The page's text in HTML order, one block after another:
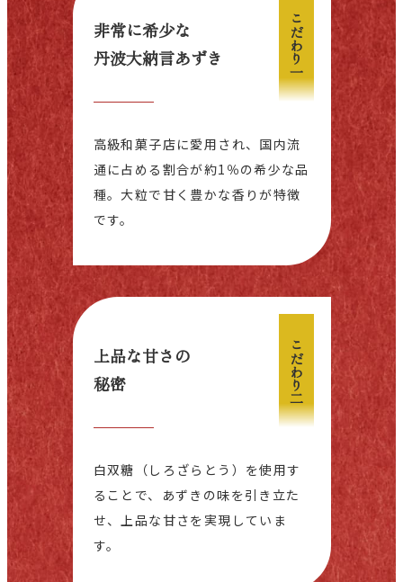
非常に希少な
丹波大納言あずき
こだわり一
高級和菓子店に愛用され、国内流
通に占める割合が約1％の希少な品
種。大粒で甘く豊かな香りが特徴
です。
上品な甘さの
秘密
こだわり二
白双糖（しろざらとう）を使用す
ることで、あずきの味を引き立た
せ、上品な甘さを実現していま
す。